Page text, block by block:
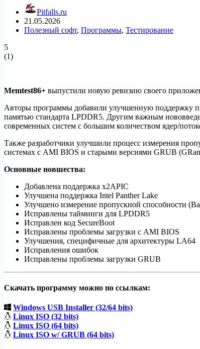
Pitfalls.ru
21.05.2026
Полезный софт, Программы, Тестирование
5
(1)
Memtest86+ выпустили новую ревизию своего
Авторы программы добавили улучшенную поддержку
памятью стандарта LPDDR5. Другим важным
современных систем с большим количеством ядер/
Также разработчики улучшили процесс измерения
системах с AMI BIOS и старыми версиями GRUB
Основные новшества:
Добавлена поддержка x2APIC
Улучшена поддержка Intel Panther Lake
Улучшено измерение пропускной способности (
Исправлены тайминги для LPDDR5
Исправлен код SecureBoot
Исправлены проблемы загрузки с AMI BIOS
Улучшения, специфичные для архитектуры LA64
Исправления ошибок
Исправлены проблемы загрузки GRUB
Скачать программу можно по ссылкам:
Windows USB Installer (32/64 bits)
Linux ISO (32 bits)
Linux ISO (64 bits)
Linux ISO w/ GRUB (64 bits)